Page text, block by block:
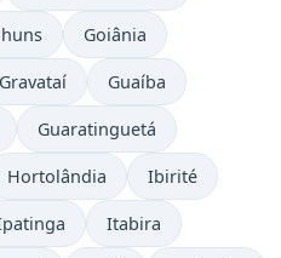
Goiânia
Gravataí Guaíba
Guaratinguetá
Hortolândia Ibirité
Itabira